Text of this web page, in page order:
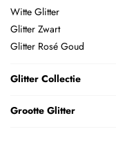
Witte Glitter
Glitter Zwart
Glitter Rosé Goud
Glitter Collectie
Grootte Glitter